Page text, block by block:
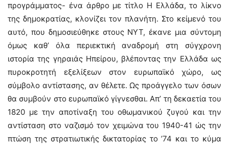
προγράμματος- ένα άρθρο με τίτλο Η Ελλάδα, το λίκνο
της δημοκρατίας, κλονίζει τον πλανήτη. Στο κείμενό του
αυτό, που δημοσιεύθηκε στους NYT, έκανε μια σύντομη
όμως καθ’ όλα περιεκτική αναδρομή στη σύγχρονη
ιστορία της γηραιάς Ηπείρου, βλέποντας την Ελλάδα ως
πυροκροτητή εξελίξεων στον ευρωπαϊκό χώρο, ως
σύμβολο αντίστασης, αν θέλετε. Ως προάγγελο των όσων
θα συμβούν στο ευρωπαϊκό γίγνεσθαι. Απ’ τη δεκαετία του
1820 με την αποτίναξη του οθωμανικού ζυγού και την
αντίσταση στο ναζισμό τον χειμώνα του 1940-41 ώς την
πτώση της στρατιωτικής δικτατορίας το ’74 και το κύμα